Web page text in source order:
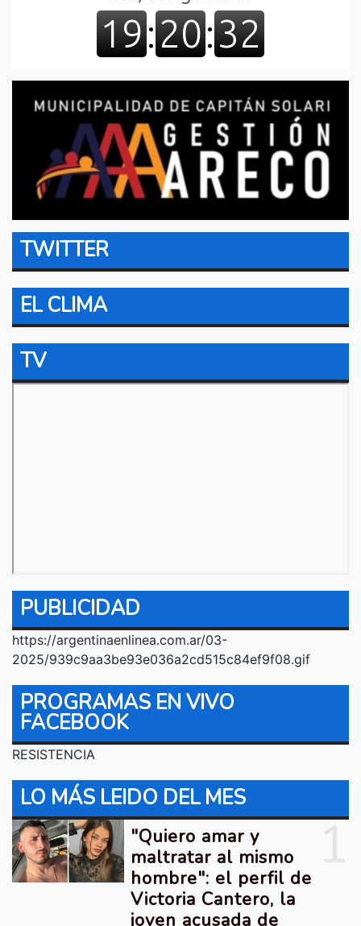
TWITTER
EL CLIMA
TV
PUBLICIDAD
https://argentinaenlinea.com.ar/03-
2025/939c9aa3be93e036a2cd515c84ef9f08.gif
PROGRAMAS EN VIVO
FACEBOOK
RESISTENCIA
LO MÁS LEIDO DEL MES
"Quiero amar y
maltratar al mismo
hombre": el perfil de
Victoria Cantero, la
joven acusada de